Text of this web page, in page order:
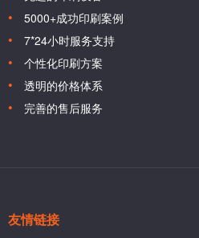
5000+成功印刷案例
7*24小时服务支持
个性化印刷方案
透明的价格体系
完善的售后服务
友情链接